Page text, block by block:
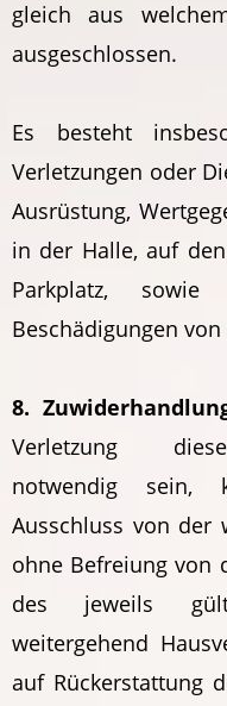
gleich aus
ausgeschlossen.
Es besteht
Verletzungen oder
Ausrüstung,
in der Halle, auf
Parkplatz,
Beschädigungen von
8.
Verletzung
notwendig sein,
Ausschluss von der
ohne Befreiung von
des jeweils
weitergehend
auf Rückerstattung